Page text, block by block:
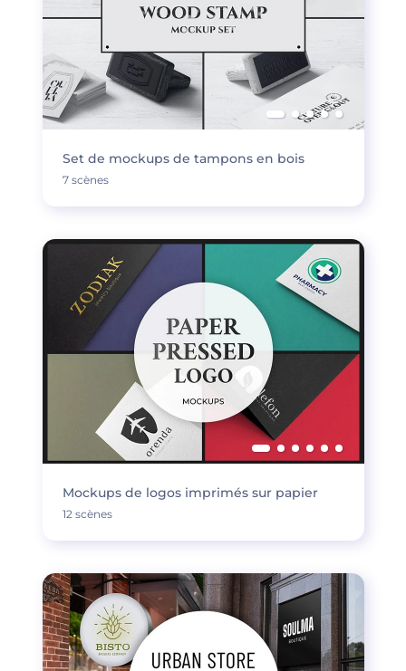
Set de mockups de tampons en bois
7 scènes
Mockups de logos imprimés sur papier
12 scènes